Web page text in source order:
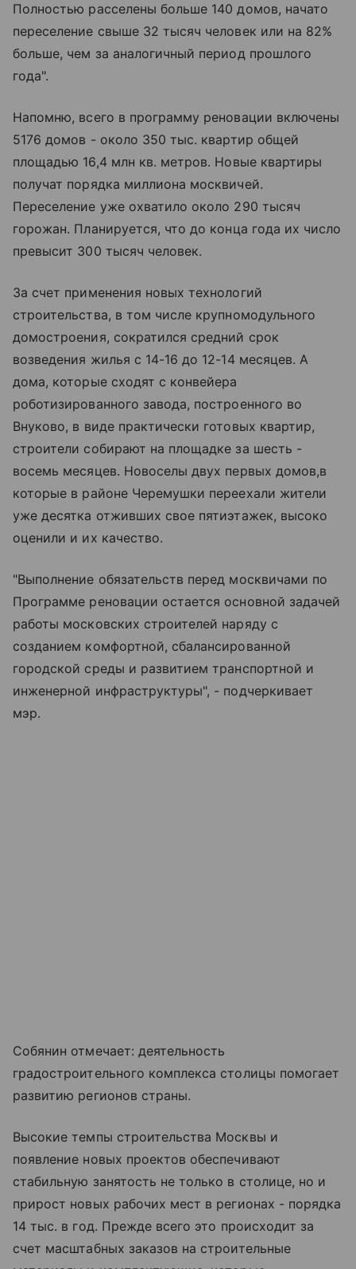
Полностью расселены больше 140 домов, начато
переселение свыше 32 тысяч человек или на 82%
больше, чем за аналогичный период прошлого
года".
Напомню, всего в программу реновации включены
5176 домов - около 350 тыс. квартир общей
площадью 16,4 млн кв. метров. Новые квартиры
получат порядка миллиона москвичей.
Переселение уже охватило около 290 тысяч
горожан. Планируется, что до конца года их число
превысит 300 тысяч человек.
За счет применения новых технологий
строительства, в том числе крупномодульного
домостроения, сократился средний срок
возведения жилья с 14-16 до 12-14 месяцев. А
дома, которые сходят с конвейера
роботизированного завода, построенного во
Внуково, в виде практически готовых квартир,
строители собирают на площадке за шесть -
восемь месяцев. Новоселы двух первых домов,в
которые в районе Черемушки переехали жители
уже десятка отживших свое пятиэтажек, высоко
оценили и их качество.
"Выполнение обязательств перед москвичами по
Программе реновации остается основной задачей
работы московских строителей наряду с
созданием комфортной, сбалансированной
городской среды и развитием транспортной и
инженерной инфраструктуры", - подчеркивает
мэр.
Собянин отмечает: деятельность
градостроительного комплекса столицы помогает
развитию регионов страны.
Высокие темпы строительства Москвы и
появление новых проектов обеспечивают
стабильную занятость не только в столице, но и
прирост новых рабочих мест в регионах - порядка
14 тыс. в год. Прежде всего это происходит за
счет масштабных заказов на строительные